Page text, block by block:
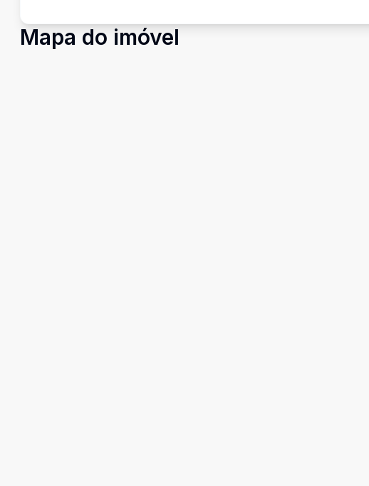
Mapa do imóvel